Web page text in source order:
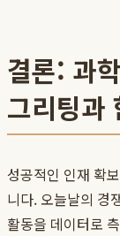
결론: 과
그리팅과
성공적인 인재 확
니다. 오늘날의 경
활동을 데이터로